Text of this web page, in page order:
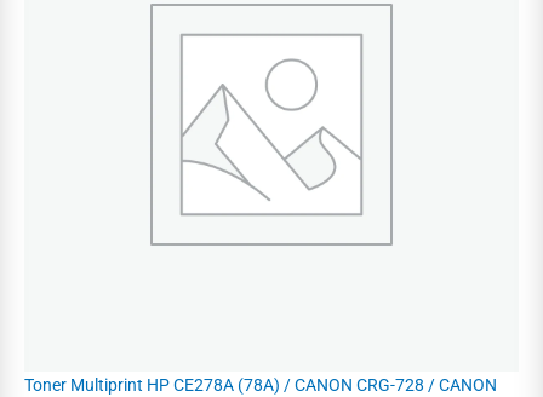
Toner Multiprint HP CE278A (78A) / CANON CRG-728 / CANON